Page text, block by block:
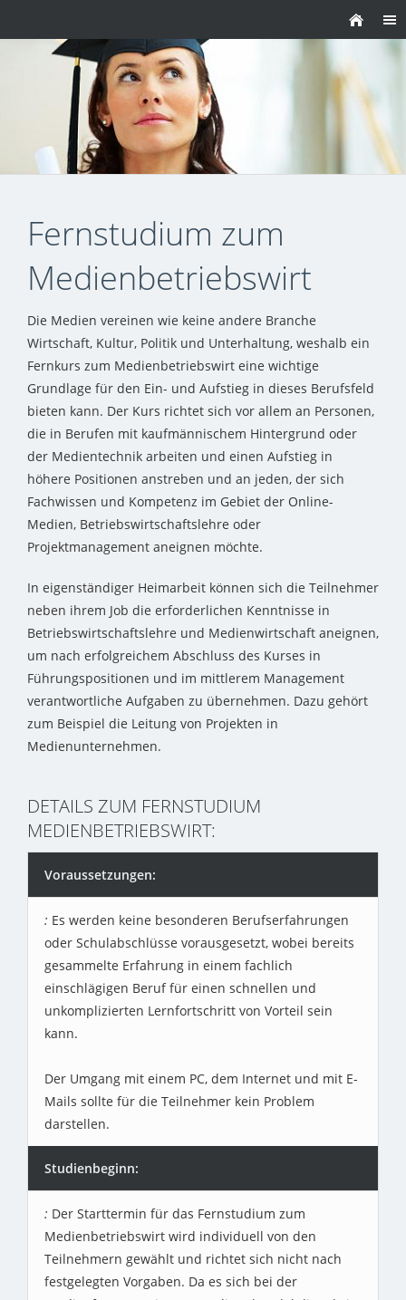
Fernstudium zum
Medienbetriebswirt
Die Medien vereinen wie keine andere Branche
Wirtschaft, Kultur, Politik und Unterhaltung, weshalb ein
Fernkurs zum Medienbetriebswirt eine wichtige
Grundlage für den Ein- und Aufstieg in dieses Berufsfeld
bieten kann. Der Kurs richtet sich vor allem an Personen,
die in Berufen mit kaufmännischem Hintergrund oder
der Medientechnik arbeiten und einen Aufstieg in
höhere Positionen anstreben und an jeden, der sich
Fachwissen und Kompetenz im Gebiet der Online-
Medien, Betriebswirtschaftslehre oder
Projektmanagement aneignen möchte.
In eigenständiger Heimarbeit können sich die Teilnehmer
neben ihrem Job die erforderlichen Kenntnisse in
Betriebswirtschaftslehre und Medienwirtschaft aneignen,
um nach erfolgreichem Abschluss des Kurses in
Führungspositionen und im mittlerem Management
verantwortliche Aufgaben zu übernehmen. Dazu gehört
zum Beispiel die Leitung von Projekten in
Medienunternehmen.
DETAILS ZUM FERNSTUDIUM
MEDIENBETRIEBSWIRT:
Voraussetzungen:
Es werden keine besonderen Berufserfahrungen
oder Schulabschlüsse vorausgesetzt, wobei bereits
gesammelte Erfahrung in einem fachlich
einschlägigen Beruf für einen schnellen und
unkomplizierten Lernfortschritt von Vorteil sein
kann.
Der Umgang mit einem PC, dem Internet und mit E-
Mails sollte für die Teilnehmer kein Problem
darstellen.
Studienbeginn:
Der Starttermin für das Fernstudium zum
Medienbetriebswirt wird individuell von den
Teilnehmern gewählt und richtet sich nicht nach
festgelegten Vorgaben. Da es sich bei der